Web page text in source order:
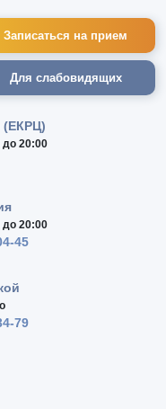
Записаться на прием
Для слабовидящих
(ЕКРЦ)
до 20:00
до 20:00
45
79